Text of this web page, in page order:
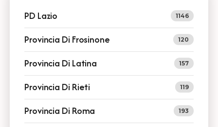
PD Lazio 1146
Provincia Di Frosinone 120
Provincia Di Latina 157
Provincia Di Rieti 119
Provincia Di Roma 193